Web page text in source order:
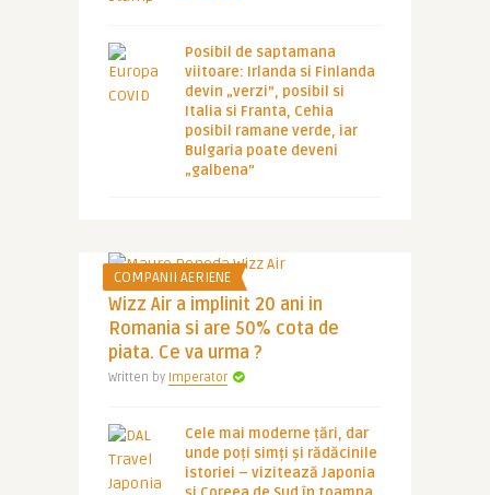
Posibil de saptamana
viitoare: Irlanda si Finlanda
devin „verzi”, posibil si
Italia si Franta, Cehia
posibil ramane verde, iar
Bulgaria poate deveni
„galbena”
COMPANII AERIENE
Wizz Air a implinit 20 ani in
Romania si are 50% cota de
piata. Ce va urma ?
Written by Imperator
Cele mai moderne țări, dar
unde poți simți și rădăcinile
istoriei – vizitează Japonia